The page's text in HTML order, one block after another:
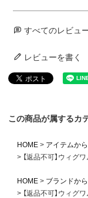
すべてのレビュ
レビューを書く
この商品が属するカ
HOME アイテムか
【返品不可】ウィグ
HOME ブランドか
【返品不可】ウィグ